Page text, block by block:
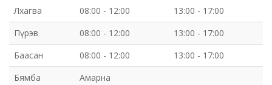
Лхагва
08:00 - 12:00
13:00 - 17:00
Пүрэв
08:00 - 12:00
13:00 - 17:00
Баасан
08:00 - 12:00
13:00 - 17:00
Бямба
Амарна